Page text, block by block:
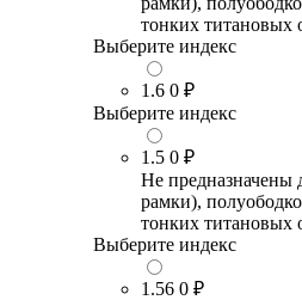
тонких титановых
Выберите индекс
1.6 0 ₽
Выберите индекс
1.5 0 ₽
Не предназначены
рамки),
тонких титановых
Выберите индекс
1.56 0 ₽